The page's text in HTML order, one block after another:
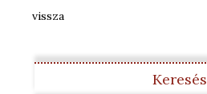
vissza
Keresés